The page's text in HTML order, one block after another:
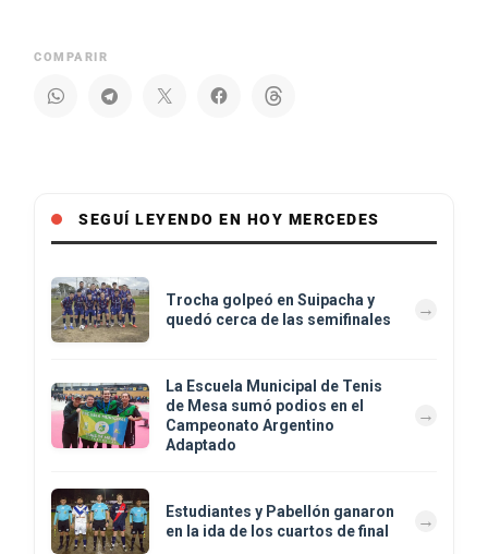
COMPARIR
SEGUÍ LEYENDO EN HOY MERCEDES
Trocha golpeó en Suipacha y
quedó cerca de las semifinales
La Escuela Municipal de Tenis
de Mesa sumó podios en el
Campeonato Argentino
Adaptado
Estudiantes y Pabellón ganaron
en la ida de los cuartos de final